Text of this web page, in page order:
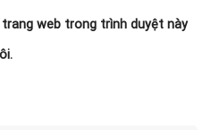
web trong trình duyệt này